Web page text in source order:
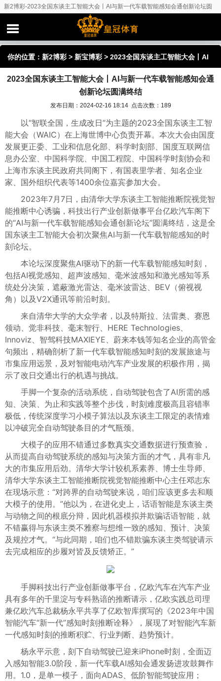
新2博彩-2023全国东谈主工智能大会丨AI与新一代车载智能感知会通创新论坛圆
你的位置： 新2博彩 > 新宝博彩 > 2023全国东谈主工智能大会丨AI
与新一代车载智能感知会通创新论坛圆满终结
2023全国东谈主工智能大会丨AI与新一代车载智能感知会通
创新论坛圆满终结
发布日期：2024-02-16 18:14 点击次数：189
以“智联全国，生成改日”为主题的2023全国东谈主工智
能大会（WAIC）在上海世博中心负责开幕。本次大会由国度
发展更正委、工业和信息化部、科学时刻部、国度互联网信
息办公室、中国科学院、中国工程院、中国科学时刻协会和
上海市东谈主民政府共同阁下，有国表里学者、知名企业
家、国外组织代表等1400余位嘉宾参加大会。
2023年7月7日，由清华大学东谈主工智能推断院视觉智
能推断中心诱骗，科技出行产业创新做事平台亿欧汽车阁下
的“AI与新一代车载智能感知会通创新论坛”圆满终结，这是全
国东谈主工智能大会初次聚焦AI与新一代车载智能感知的时
刻论坛。
本论坛深度聚焦AI驱动下的新一代车载智能感知时刻，
包括AI视觉感知、超声波感知、毫米波感知和激光感知等系
统处分决策，遮蔽激光雷达、毫米波雷达、BEV（俯视视
角）以及V2X通讯等前沿时刻。
来自清华大学的大众学者，以及特斯拉、法雷奥、赛恩
领动、觉非科技、毫末智行、HERE Technologies、
Innoviz、智驾科技MAXIEYE、蔚来本钱等知名企业的高管金
句频出，精确剖析了新一代车载智能感知时刻的发展旅途与
市集应用远景，及对智能电动汽车产业发展的积极作用，揭
示了改日交通出行的机遇与挑战。
手脚一个复杂的活动系统，自动驾驶包含了AI所需的感
知、决策、为止和实践等整个步伐，时刻难度极高且容错率
极低，传统深度学习小模子算法以及东谈主工限定的表情难
以冲破完全自动驾驶条目的才气瓶颈。
大模子的应用不错通过多数真实交通数据进行预查验，
从而提高自动驾驶系统的感知与决策方面的才气，具有非凡
大的市集应用后劲。清华大学计较机系素养、博士生导师、
清华大学东谈主工智能推断院视觉智能推断中心主任邓志东
在现场示意：“对跨界的自动驾驶来说，咱们应该更多去和顺
大模子的使用。”他以为，在进化史上，话语智能是东谈主类
与动物之间的根底分辩，因此机器模拟并欺骗话语智能，就
不错赢得与东谈主类不雅察与想维一致的感知、预计、决策
及规控才气。“与此同期，咱们也不错欺骗东谈主类驾驶请示
去完成相应的步履对皆及反馈矫正。”
手脚科技出行产业创新做事平台，亿欧汽车在汽车产业
具有多年的千里淀与专科熟谙的推断请示，亿欧实践总司理
兼亿欧汽车总裁杨永平共享了亿欧智库撰写的《2023年中国
智能汽车“新一代”感知时刻推断诠释》，展现了对智能汽车新
一代感知时刻的推断积贮、行业判断、趋势预计。
杨永平示意，刻下自动驾驶已迎来iPhone时刻，全面迈
入感知智能3.0阶段，新一代车载AI感知会通发扬进攻鼓舞作
用。1.0，是单一模子，面向ADAS、低阶智能驾驶应用；